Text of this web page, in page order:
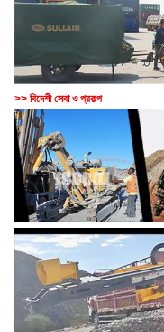
>> বিদেশী সেবা ও প্রকল্প